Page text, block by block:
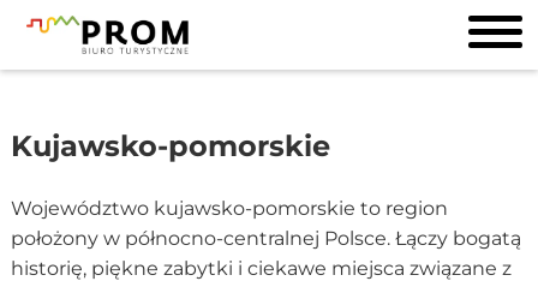
Kujawsko-pomorskie
Województwo kujawsko-pomorskie to region
położony w północno-centralnej Polsce. Łączy bogatą
historię, piękne zabytki i ciekawe miejsca związane z